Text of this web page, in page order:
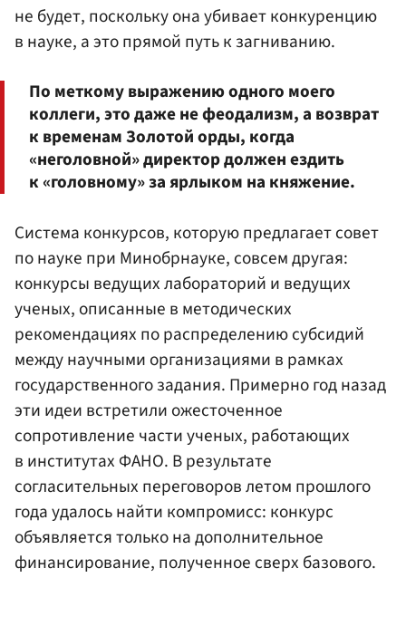
не будет, поскольку она убивает конкуренцию
в науке, а это прямой путь к загниванию.
По меткому выражению одного моего
коллеги, это даже не феодализм, а возврат
к временам Золотой орды, когда
«неголовной» директор должен ездить
к «головному» за ярлыком на княжение.
Система конкурсов, которую предлагает совет
по науке при Минобрнауке, совсем другая:
конкурсы ведущих лабораторий и ведущих
ученых, описанные в методических
рекомендациях по распределению субсидий
между научными организациями в рамках
государственного задания. Примерно год назад
эти идеи встретили ожесточенное
сопротивление части ученых, работающих
в институтах ФАНО. В результате
согласительных переговоров летом прошлого
года удалось найти компромисс: конкурс
объявляется только на дополнительное
финансирование, полученное сверх базового.